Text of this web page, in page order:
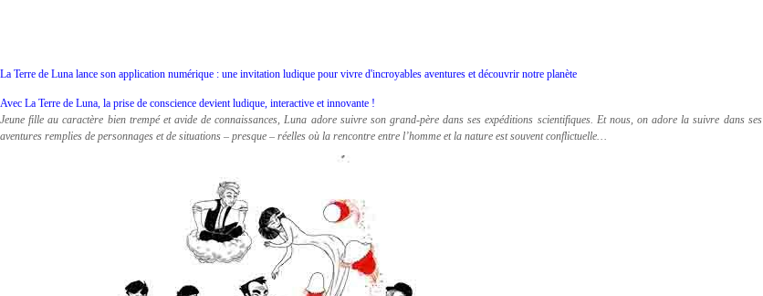
La Terre de Luna lance son application numérique : une invitation ludique pour vivre d'incroyables aventures et découvrir notre planète
Avec La Terre de Luna, la prise de conscience devient ludique, interactive et innovante !
Jeune fille au caractère bien trempé et avide de connaissances, Luna adore suivre son grand-père dans ses expéditions scientifiques. Et nous, on adore la suivre dans ses
aventures remplies de personnages et de situations – presque – réelles où la rencontre entre l’homme et la nature est souvent conflictuelle…